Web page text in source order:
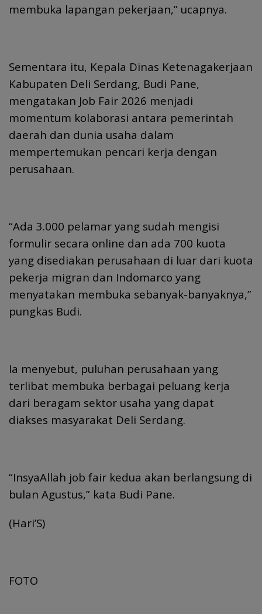
membuka lapangan pekerjaan,” ucapnya.
Sementara itu, Kepala Dinas Ketenagakerjaan
Kabupaten Deli Serdang, Budi Pane,
mengatakan Job Fair 2026 menjadi
momentum kolaborasi antara pemerintah
daerah dan dunia usaha dalam
mempertemukan pencari kerja dengan
perusahaan.
“Ada 3.000 pelamar yang sudah mengisi
formulir secara online dan ada 700 kuota
yang disediakan perusahaan di luar dari kuota
pekerja migran dan Indomarco yang
menyatakan membuka sebanyak-banyaknya,”
pungkas Budi.
Ia menyebut, puluhan perusahaan yang
terlibat membuka berbagai peluang kerja
dari beragam sektor usaha yang dapat
diakses masyarakat Deli Serdang.
“InsyaAllah job fair kedua akan berlangsung di
bulan Agustus,” kata Budi Pane.
(Hari’S)
FOTO